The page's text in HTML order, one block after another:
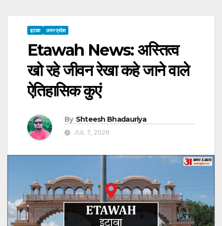
इटावा उत्तर प्रदेश
Etawah News: अस्तित्व
खो रहे जीवन रेखा कहे जाने वाले
ऐतिहासिक कुएं
By Shteesh Bhadauriya
JUL 7, 2026